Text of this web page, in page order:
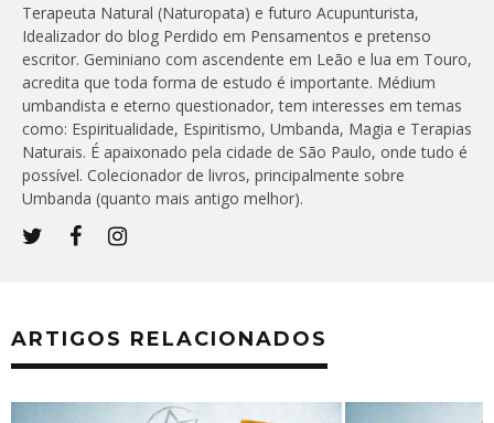
Terapeuta Natural (Naturopata) e futuro Acupunturista,
Idealizador do blog Perdido em Pensamentos e pretenso
escritor. Geminiano com ascendente em Leão e lua em Touro,
acredita que toda forma de estudo é importante. Médium
umbandista e eterno questionador, tem interesses em temas
como: Espiritualidade, Espiritismo, Umbanda, Magia e Terapias
Naturais. É apaixonado pela cidade de São Paulo, onde tudo é
possível. Colecionador de livros, principalmente sobre
Umbanda (quanto mais antigo melhor).
ARTIGOS RELACIONADOS